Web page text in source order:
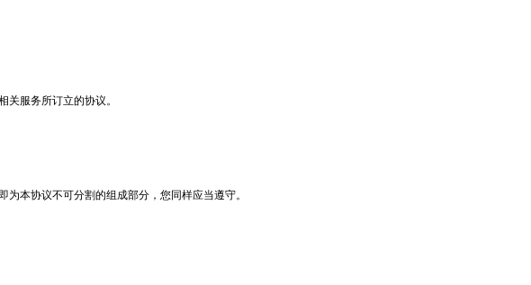
服务所订立的协议。
本协议不可分割的组成部分，您同样应当遵守。